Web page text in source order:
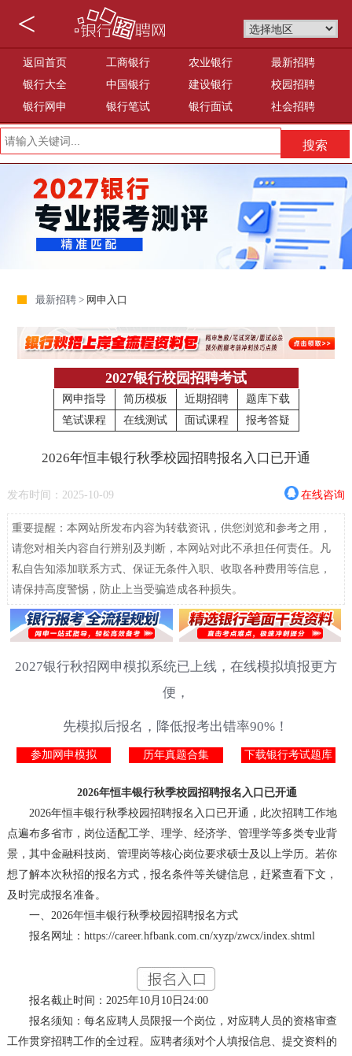
<
返回首页 工商银行 农业银行
最新招聘
银行大全
中国银行 建设银行
校园招聘
银行网申
银行笔试 银行面试 社会招聘
最新招聘 > 网申入口
2027银行校园招聘考试
网申指导 简历模板 近期招聘
题库下载
笔试课程
在线测试 面试课程 报考答疑
2026年恒丰银行秋季校园招聘报名入口已开通
发布时间：2025-10-09 在线咨询
重要提醒：本网站所发布内容为转载资讯，供您浏览和参考之用，
请您对相关内容自行辨别及判断，本网站对此不承担任何责任。凡
私自告知添加联系方式、保证无条件入职、收取各种费用等信息，
请保持高度警惕，防止上当受骗造成各种损失。
2027银行秋招网申模拟系统已上线，在线模拟填报更方
便，
先模拟后报名，降低报考出错率90%！
参加网申模拟 历年真题合集 下载银行考试题库
2026年恒丰银行秋季校园招聘报名入口已开通
2026年恒丰银行秋季校园招聘报名入口已开通，此次招聘工作地
点遍布多省市，岗位适配工学、理学、经济学、管理学等多类专业背
景，其中金融科技岗、管理岗等核心岗位要求硕士及以上学历。若你
想了解本次秋招的报名方式，报名条件等关键信息，赶紧查看下文，
及时完成报名准备。
一、2026年恒丰银行秋季校园招聘报名方式
报名网址：https://career.hfbank.com.cn/xyzp/zwcx/index.shtml
报名截止时间：2025年10月10日24:00
报名须知：每名应聘人员限报一个岗位，对应聘人员的资格审查
工作贯穿招聘工作的全过程。应聘者须对个人填报信息、提交资料的